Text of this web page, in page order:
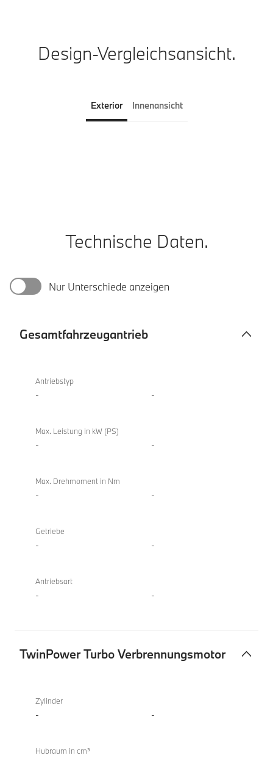
Design-Vergleichsansicht.
Exterior Innenansicht
Technische Daten.
Nur Unterschiede anzeigen
Gesamtfahrzeugantrieb
Antriebstyp
- -
Max. Leistung in kW (PS)
- -
Max. Drehmoment in Nm
- -
Getriebe
- -
Antriebsart
- -
TwinPower Turbo Verbrennungsmotor
Turbo
Verbrennungsmotor
Zylinder
- -
Hubraum in cm³